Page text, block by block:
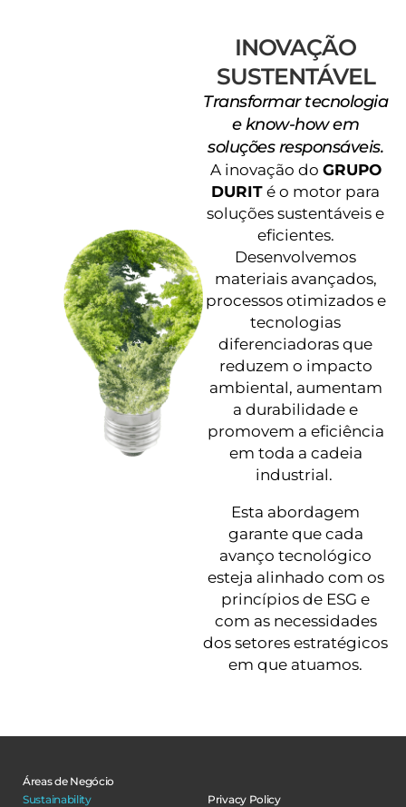
INOVAÇÃO
SUSTENTÁVEL
Transformar tecnologia
e know-how em
soluções responsáveis.​
A inovação do GRUPO
DURIT é o motor para
soluções sustentáveis e
eficientes.
Desenvolvemos
materiais avançados,
processos otimizados e
tecnologias
diferenciadoras que
reduzem o impacto
ambiental, aumentam
a durabilidade e
promovem a eficiência
em toda a cadeia
industrial.
Esta abordagem
garante que cada
avanço tecnológico
esteja alinhado com os
princípios de ESG e
com as necessidades
dos setores estratégicos
em que atuamos.
Áreas de Negócio
Sustainability
Privacy Policy